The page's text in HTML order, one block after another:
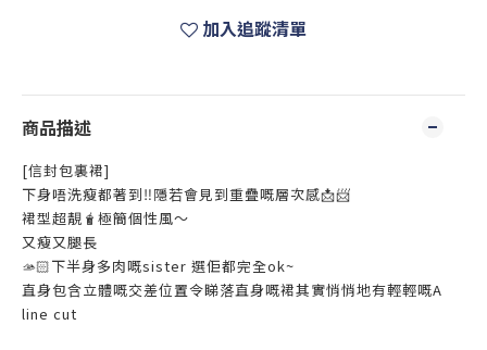
加入追蹤清單
商品描述
[信封包裏裙]
下身唔洗瘦都著到‼️隱若會見到重疊嘅層次感📩📨
裙型超靚🧋極簡個性風～
又瘦又腿長
🫴🏻下半身多肉嘅sister 選佢都完全ok~
直身包含立體嘅交差位置令睇落直身嘅裙其實悄悄地有輕輕嘅A
line cut